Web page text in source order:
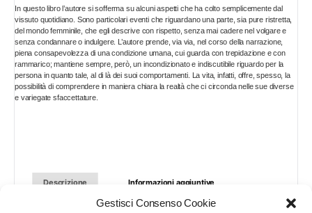
Gestisci Consenso Cookie
e
le
allegre
amiche.
Profili
di
In questo libro l’autore si sofferma su alcuni aspetti che ha colto semplicemente dal
vissuto quotidiano. Sono particolari eventi che riguardano una parte, sia pure ristretta,
del mondo femminile, che egli descrive con rispetto, senza mai cadere nel volgare e
senza condannare o indulgere. L’autore prende, via via, nel corso della narrazione,
piena consapevolezza di una condizione umana, cui guarda con trepidazione e con
rammarico; mantiene sempre, però, un incondizionato e indiscutibile riguardo per la
persona in quanto tale, al di là dei suoi comportamenti. La vita, infatti, offre, spesso, la
possibilità di comprendere in maniera chiara la realtà che ci circonda nelle sue diverse
e variegate sfaccettature.
Descrizione Informazioni aggiuntive